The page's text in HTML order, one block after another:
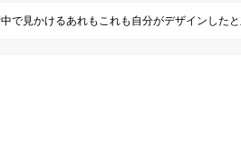
で見かけるあれもこれも自分がデザインした